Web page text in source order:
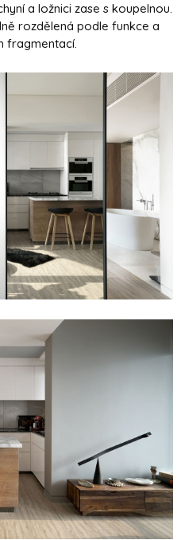
a ložnici zase s koupelnou.
rozdělená podle funkce a
fragmentací.